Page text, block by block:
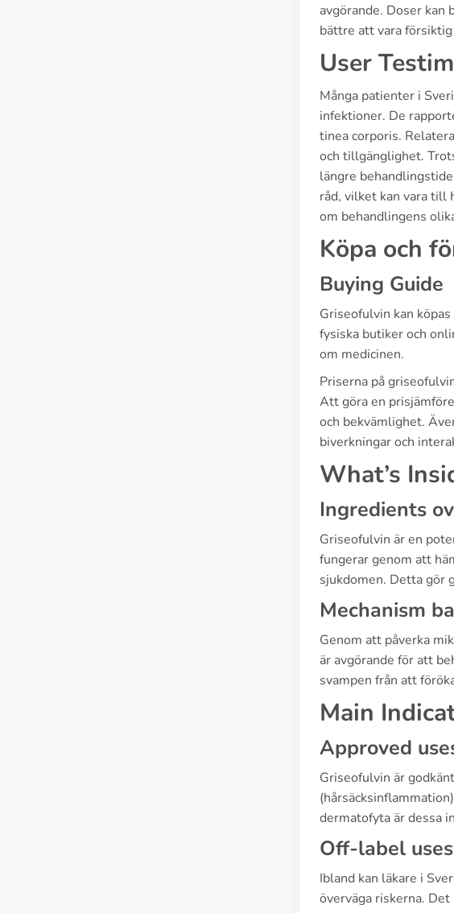
avgörande. Doser
bättre att vara
User
Många patienter i
infektioner. De
tinea corporis.
och tillgänglighet.
längre
råd, vilket kan vara till
om behandlingens
Köpa och
Buying Guide
Griseofulvin kan
fysiska butiker och
om medicinen.
Priserna på
Att göra en
och bekvämlighet.
biverkningar och
What’s
Ingredients
Griseofulvin är en
fungerar genom att
sjukdomen. Detta gör
Mechanism
Genom att påverka
är avgörande för att
svampen från att
Main
Approved
Griseofulvin är
dermatofyta är dessa
Off-label
Ibland kan läkare i
överväga riskerna.